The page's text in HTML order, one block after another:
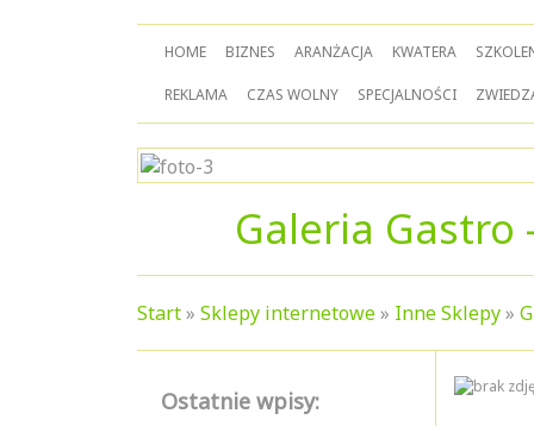
HOME BIZNES ARANŻACJA KWATERA
REKLAMA CZAS WOLNY SPECJALNOŚCI
Galeria Gastro
Start» Sklepy internetowe» Inne Sklepy»
Ostatnie wpisy: